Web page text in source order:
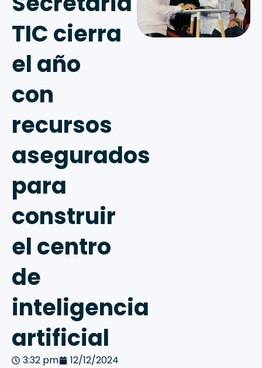
TIC cierra
el año
con
recursos
asegurados
para
construir
el centro
de
inteligencia
artificial
3:32 pm 12/12/2024